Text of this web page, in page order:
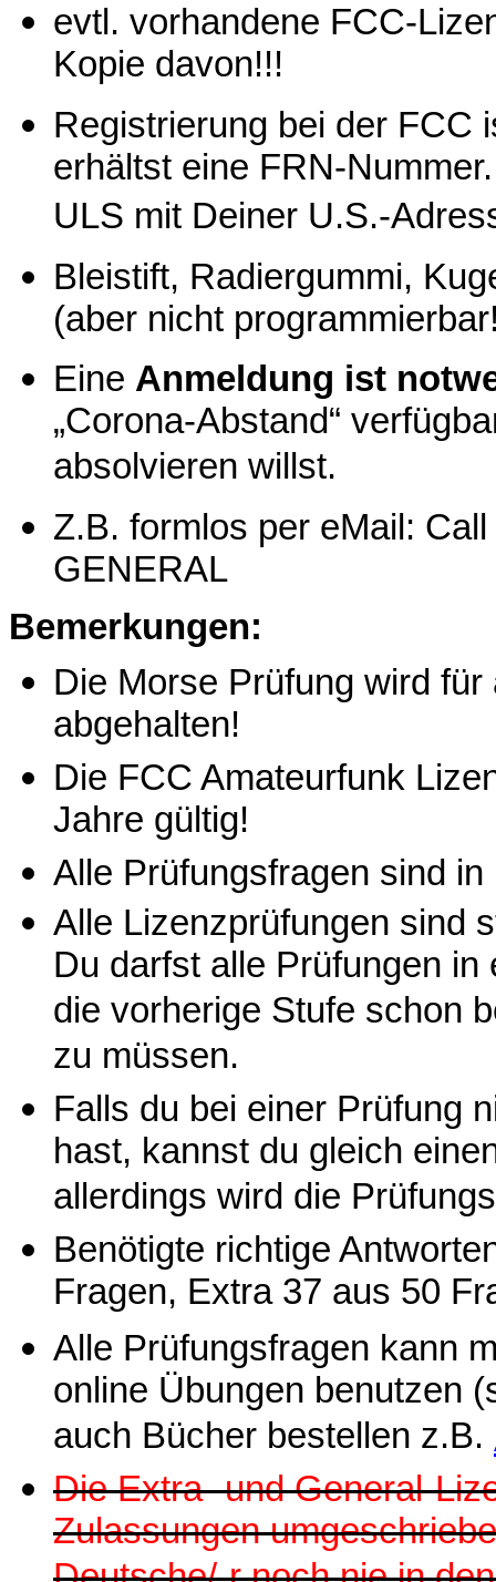
evtl. vorhandene FCC-
Kopie davon!!!
Registrierung bei der FCC
erhältst eine FRN-
ULS mit Deiner U.S.-
Bleistift, Radiergummi,
(aber nicht
Eine Anmeldung ist
„Corona-Abstand“
absolvieren willst.
Z.B. formlos per eMail:
GENERAL
Bemerkungen:
Die Morse Prüfung wird
abgehalten!
Die FCC Amateurfunk
Jahre gültig!
Alle Prüfungsfragen sind in
Alle Lizenzprüfungen sind
Du darfst alle Prüfungen
die vorherige Stufe schon
zu müssen.
Falls du bei einer Prüfung
hast, kannst du gleich
allerdings wird die
Benötigte richtige
Fragen, Extra 37 aus 50
Alle Prüfungsfragen kann
online Übungen benutzen
auch Bücher bestellen z.B.
Die Extra- und General-
Zulassungen